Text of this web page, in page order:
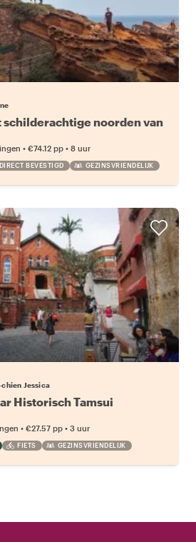
schilderachtige noorden van
• €74.12 pp • 8 uur
DIRECT BEVESTIGD GEZINSVRIENDELIJK
Jessica
Historisch Tamsui
• €27.57 pp • 3 uur
FIETS GEZINSVRIENDELIJK